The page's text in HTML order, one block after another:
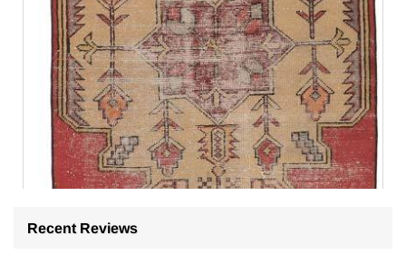
Recent Reviews